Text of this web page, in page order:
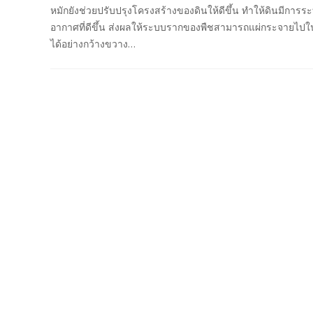
หมักยังช่วยปรับปรุงโครงสร้างของดินให้ดีขึ้น ทำให้ดินมีการร
อากาศที่ดีขึ้น ส่งผลให้ระบบรากของพืชสามารถแผ่กระจายไป
ได้อย่างกว้างขวาง…